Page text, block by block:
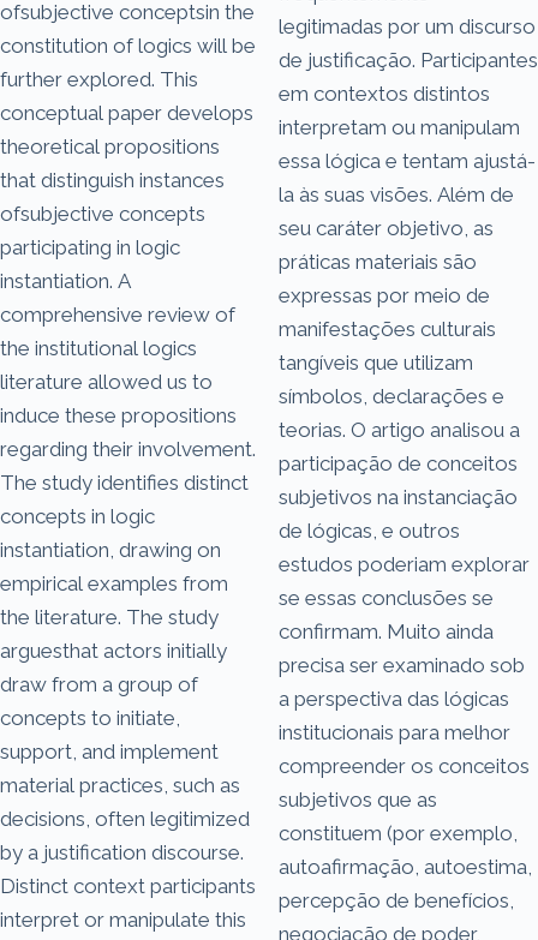
ofsubjective conceptsin the
constitution of logics will be
further explored. This
conceptual paper develops
theoretical propositions
that distinguish instances
ofsubjective concepts
participating in logic
instantiation. A
comprehensive review of
the institutional logics
literature allowed us to
induce these propositions
regarding their involvement.
The study identifies distinct
concepts in logic
instantiation, drawing on
empirical examples from
the literature. The study
arguesthat actors initially
draw from a group of
concepts to initiate,
support, and implement
material practices, such as
decisions, often legitimized
by a justification discourse.
Distinct context participants
interpret or manipulate this
legitimadas por um discurso
de justificação. Participantes
em contextos distintos
interpretam ou manipulam
essa lógica e tentam ajustá-
la às suas visões. Além de
seu caráter objetivo, as
práticas materiais são
expressas por meio de
manifestações culturais
tangíveis que utilizam
símbolos, declarações e
teorias. O artigo analisou a
participação de conceitos
subjetivos na instanciação
de lógicas, e outros
estudos poderiam explorar
se essas conclusões se
confirmam. Muito ainda
precisa ser examinado sob
a perspectiva das lógicas
institucionais para melhor
compreender os conceitos
subjetivos que as
constituem (por exemplo,
autoafirmação, autoestima,
percepção de benefícios,
negociação de poder,